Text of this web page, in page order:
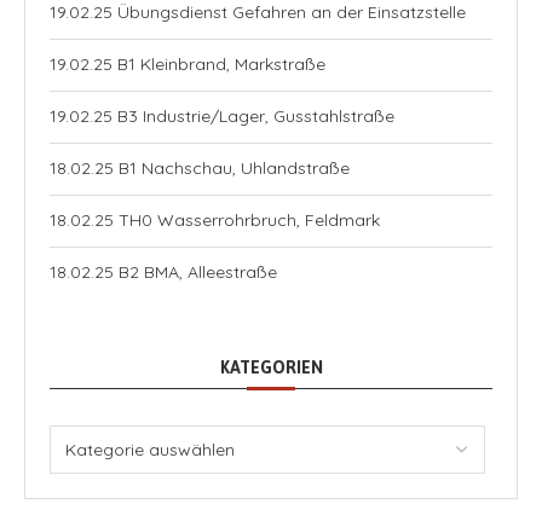
19.02.25 Übungsdienst Gefahren an der Einsatzstelle
19.02.25 B1 Kleinbrand, Markstraße
19.02.25 B3 Industrie/Lager, Gusstahlstraße
18.02.25 B1 Nachschau, Uhlandstraße
18.02.25 TH0 Wasserrohrbruch, Feldmark
18.02.25 B2 BMA, Alleestraße
KATEGORIEN